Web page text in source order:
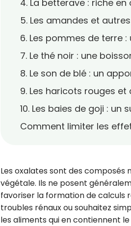
4. La betterave : riche
5. Les amandes et
6. Les pommes de terre
7. Le thé noir : une
8. Le son de blé : un
9. Les haricots rouges
10. Les baies de goji :
Comment limiter les
Les oxalates sont des
végétale. Ils ne posent
favoriser la formation de calculs
troubles rénaux ou souhaitez
les aliments qui en contiennent le